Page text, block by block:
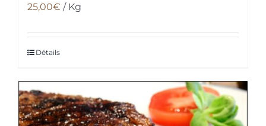
25,00€ / Kg
Détails